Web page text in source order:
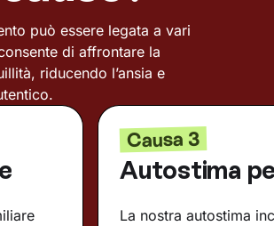
può essere legata a vari
di affrontare la
riducendo l’ansia e
Causa 3
Autostima
La nostra autostima